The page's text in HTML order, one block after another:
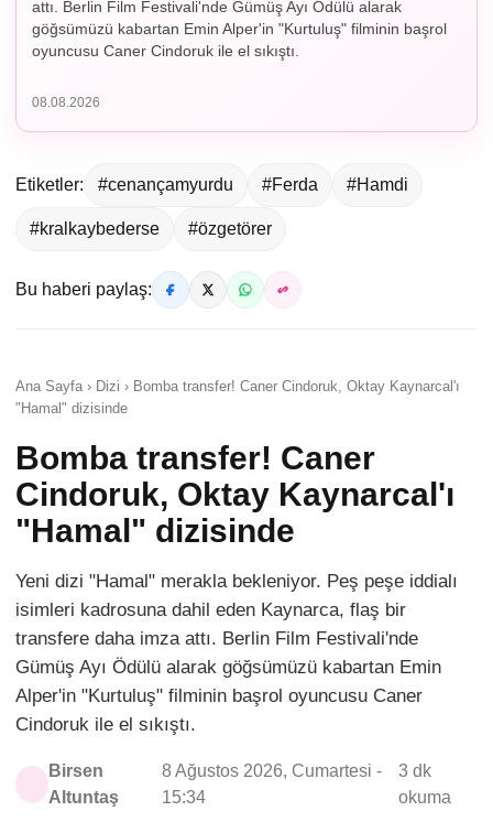
attı. Berlin Film Festivali'nde Gümüş Ayı Ödülü alarak
göğsümüzü kabartan Emin Alper'in "Kurtuluş" filminin başrol
oyuncusu Caner Cindoruk ile el sıkıştı.
08.08.2026
Etiketler: #cenançamyurdu #Ferda #Hamdi
#kralkaybederse #özgetörer
Bu haberi paylaş:
Ana Sayfa › Dizi › Bomba transfer! Caner Cindoruk, Oktay Kaynarcal'ı
"Hamal" dizisinde
Bomba transfer! Caner
Cindoruk, Oktay Kaynarcal'ı
"Hamal" dizisinde
Yeni dizi "Hamal" merakla bekleniyor. Peş peşe iddialı
isimleri kadrosuna dahil eden Kaynarca, flaş bir
transfere daha imza attı. Berlin Film Festivali'nde
Gümüş Ayı Ödülü alarak göğsümüzü kabartan Emin
Alper'in "Kurtuluş" filminin başrol oyuncusu Caner
Cindoruk ile el sıkıştı.
Birsen
Altuntaş
8 Ağustos 2026, Cumartesi -
15:34
3 dk
okuma